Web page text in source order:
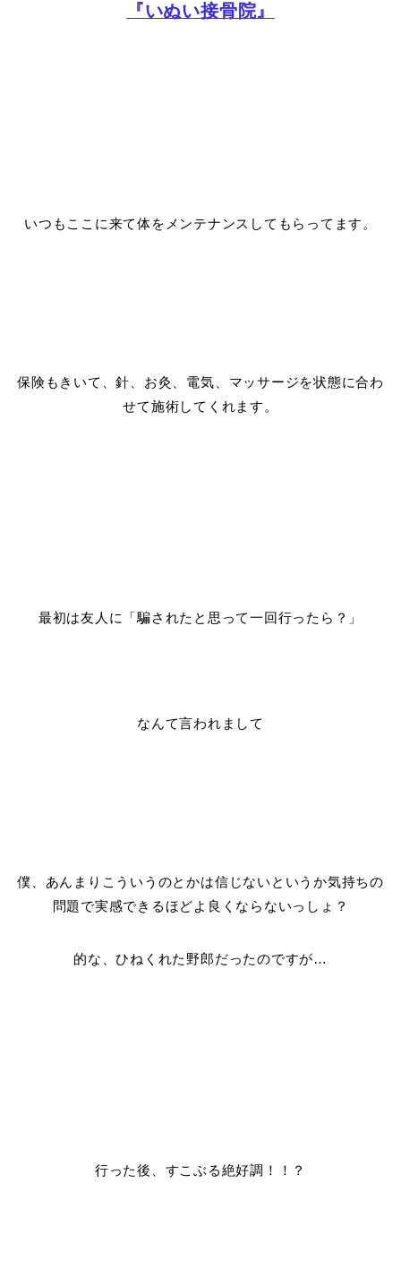
『いぬい接骨院』
いつもここに来て体をメンテナンスしてもらってます。
保険もきいて、針、お灸、電気、マッサージを状態に合わ
せて施術してくれます。
最初は友人に「騙されたと思って一回行ったら？」
なんて言われまして
僕、あんまりこういうのとかは信じないというか気持ちの
問題で実感できるほどよ良くならないっしょ？
的な、ひねくれた野郎だったのですが…
行った後、すこぶる絶好調！！？